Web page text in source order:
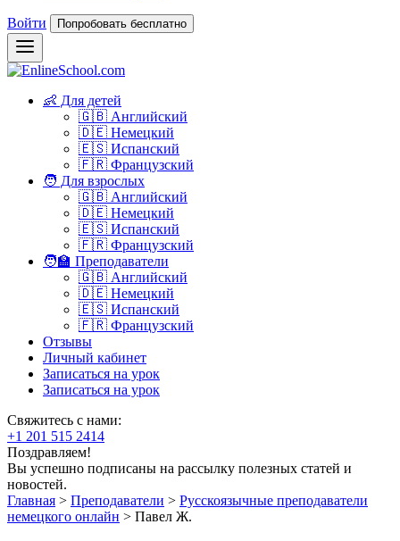
Войти Попробовать бесплатно
👶 Для детей
🇬🇧 Английский
🇩🇪 Немецкий
🇪🇸 Испанский
🇫🇷 Французский
🧑 Для взрослых
🇬🇧 Английский
🇩🇪 Немецкий
🇪🇸 Испанский
🇫🇷 Французский
🧑‍🏫 Преподаватели
🇬🇧 Английский
🇩🇪 Немецкий
🇪🇸 Испанский
🇫🇷 Французский
Отзывы
Личный кабинет
Записаться на урок
Записаться на урок
Свяжитесь с нами:
+1 201 515 2414
Поздравляем!
Вы успешно подписаны на рассылку полезных статей и
новостей.
Главная > Преподаватели > Русскоязычные преподаватели
немецкого онлайн > Павел Ж.